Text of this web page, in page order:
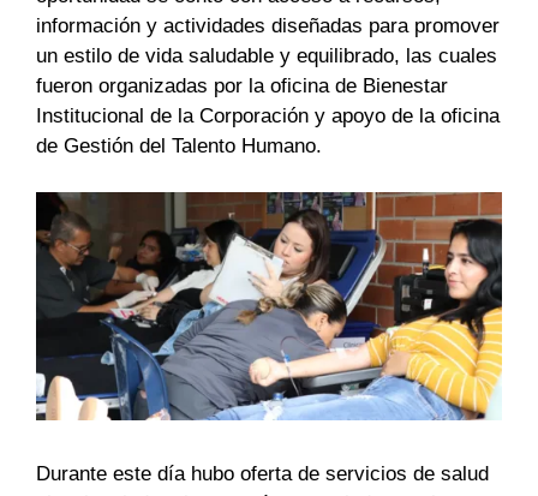
información y actividades diseñadas para promover
un estilo de vida saludable y equilibrado, las cuales
fueron organizadas por la oficina de Bienestar
Institucional de la Corporación y apoyo de la oficina
de Gestión del Talento Humano.
Durante este día hubo oferta de servicios de salud